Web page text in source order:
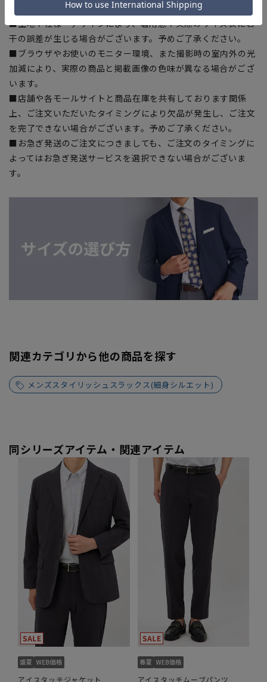
入の目安としてご利用ください。
■生地や仕様・デザインにより、着用感や実際のサイズ表に若
干の誤差が生じる場合がございます。予めご了承ください。
■ブラウザやお使いのモニター環境、また撮影時の室内外の光
加減により、実際の商品と掲載画像の色味が異なる場合がござ
います。
■店舗や各モールサイトと商品在庫を共有しております関係
上、ご注文いただいたタイミングにより欠品が発生し、ご注文
を完了できない場合がございます。予めご了承ください。
■お急ぎ発送のご注文につきましても、ご注文のタイミングに
よってはお急ぎ発送サービスを選択できない場合がございま
す。
関連カテゴリから他の商品を探す
メンズスタイリッシュスラックス(細身シルエット)
同シリーズアイテム・関連アイテム
アイスタッチジャケット アイスタッチムーブパンツ